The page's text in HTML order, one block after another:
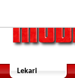
Lekari